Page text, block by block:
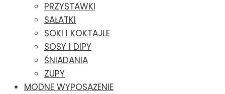
PRZYSTAWKI
SAŁATKI
SOKI I KOKTAJLE
SOSY I DIPY
ŚNIADANIA
ZUPY
MODNE WYPOSAŻENIE